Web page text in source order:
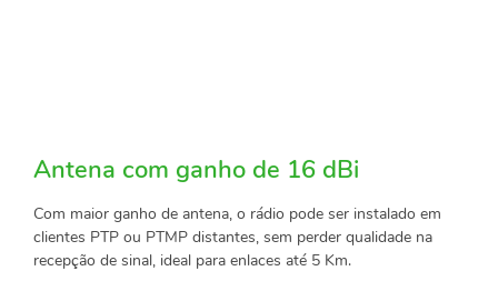
Antena com ganho de 16 dBi
Com maior ganho de antena, o rádio pode ser instalado em
clientes PTP ou PTMP distantes, sem perder qualidade na
recepção de sinal, ideal para enlaces até 5 Km.